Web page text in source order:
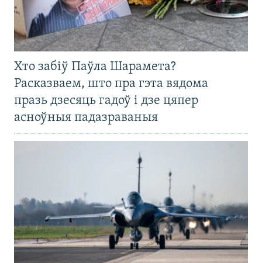
Хто забіў Паўла Шарамета?
Расказваем, што пра гэта вядома
празь дзесяць гадоў і дзе цяпер
асноўныя падазраваныя